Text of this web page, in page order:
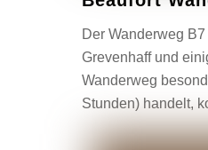
Der Wanderweg
Grevenhaff und
Wanderweg
Stunden) handelt,